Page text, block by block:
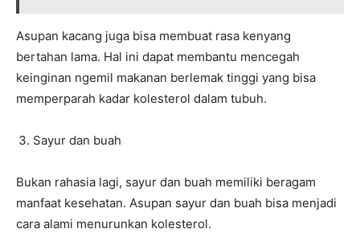
Asupan kacang juga bisa membuat rasa kenyang
bertahan lama. Hal ini dapat membantu mencegah
keinginan ngemil makanan berlemak tinggi yang bisa
memperparah kadar kolesterol dalam tubuh.
Sayur dan buah
Bukan rahasia lagi, sayur dan buah memiliki beragam
manfaat kesehatan. Asupan sayur dan buah bisa menjadi
cara alami menurunkan kolesterol.